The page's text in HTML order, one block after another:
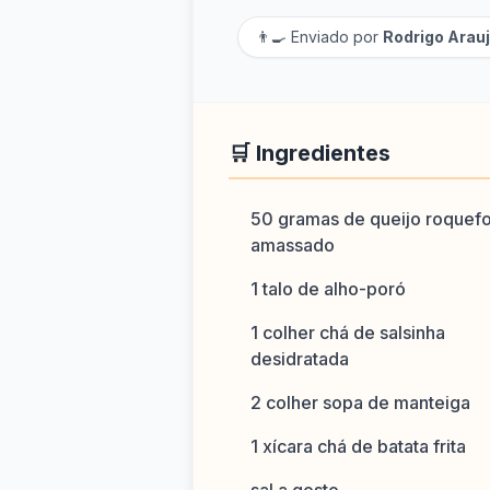
👨‍🍳 Enviado por Rodrigo
🛒 Ingredientes
50 gramas de queijo
amassado
1 talo de alho-poró
1 colher chá de salsinha
desidratada
2 colher sopa de manteiga
1 xícara chá de batata frita